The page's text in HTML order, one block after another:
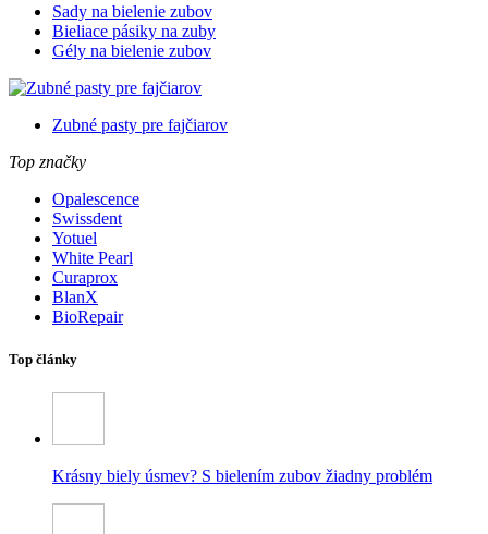
Sady na bielenie zubov
Bieliace pásiky na zuby
Gély na bielenie zubov
Zubné pasty pre fajčiarov
Top značky
Opalescence
Swissdent
Yotuel
White Pearl
Curaprox
BlanX
BioRepair
Top články
Krásny biely úsmev? S bielením zubov žiadny problém